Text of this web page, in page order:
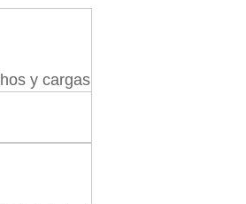
y cargas sobre los